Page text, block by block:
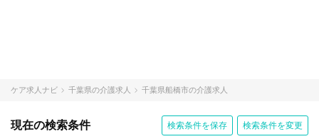
ケア求人ナビ 千葉県の介護求人 千葉県船橋市の介護求人
現在の検索条件 検索条件を保存 検索条件を変更